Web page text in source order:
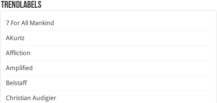
Trendlabels
7 For All Mankind
AKurtz
Affliction
Amplified
Belstaff
Christian Audigier